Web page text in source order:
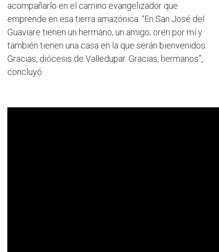
acompañarlo en el camino evangelizador que
emprende en esa tierra amazónica. “En San José del
Guaviare tienen un hermano, un amigo; oren por mí y
también tienen una casa en la que serán bienvenidos.
Gracias, diócesis de Valledupar. Gracias, hermanos”,
concluyó.